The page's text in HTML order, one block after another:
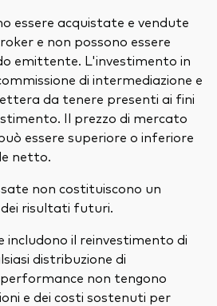
essere acquistate e vendute
e non possono essere
emittente. L'investimento in
di intermediazione e
da tenere presenti ai fini
Il prezzo di mercato
essere superiore o inferiore
netto.
non costituiscono un
risultati futuri.
il reinvestimento di
distribuzione di
non tengono
e dei costi sostenuti per